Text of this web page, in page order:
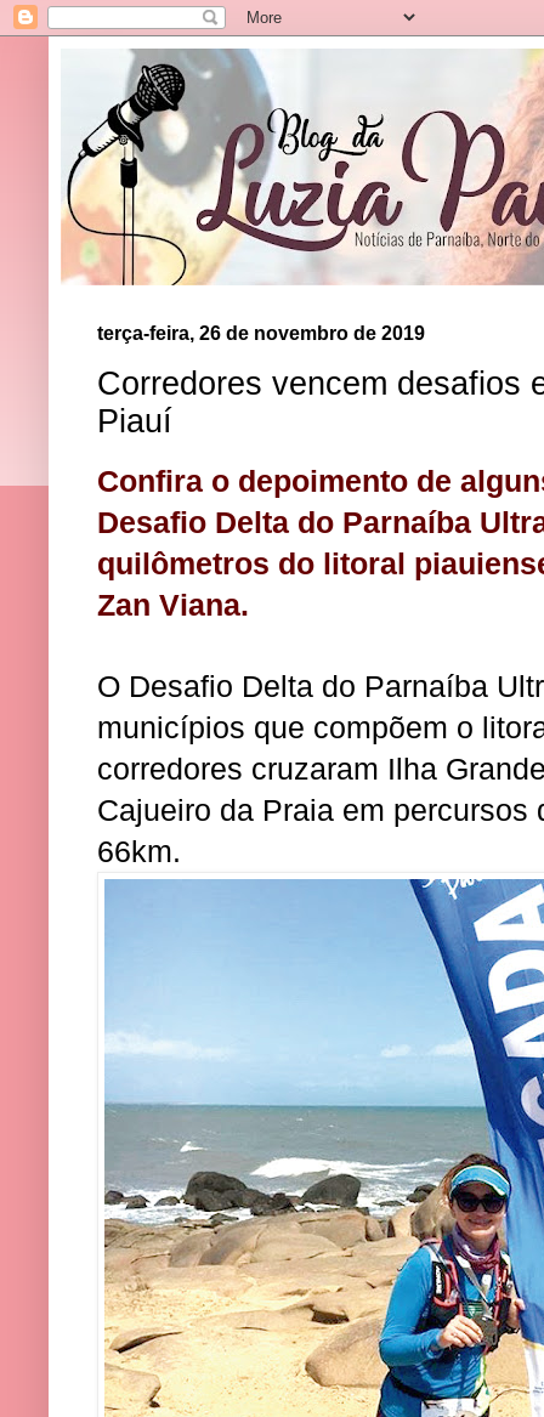
terça-feira, 26 de novembro de 2019
Corredores vencem desafios
Piauí
Confira o depoimento de
Desafio Delta do Parnaíba
quilômetros do litoral
Zan Viana.
O Desafio Delta do Parnaíba
municípios que compõem o
corredores cruzaram Ilha
Cajueiro da Praia em percursos
66km.